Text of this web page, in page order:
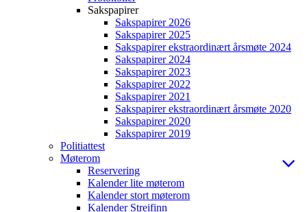
Sakspapirer
Sakspapirer 2026
Sakspapirer 2025
Sakspapirer ekstraordinært årsmøte 2024
Sakspapirer 2024
Sakspapirer 2023
Sakspapirer 2022
Sakspapirer 2021
Sakspapirer ekstraordinært årsmøte 2020
Sakspapirer 2020
Sakspapirer 2019
Politiattest
Møterom
Reservering
Kalender lite møterom
Kalender stort møterom
Kalender Streifinn